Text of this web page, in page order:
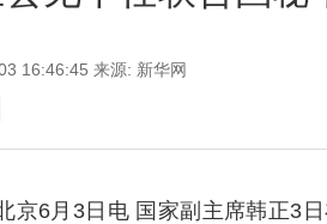
16:46:45 来源: 新华网
京6月3日电 国家副主席韩正3